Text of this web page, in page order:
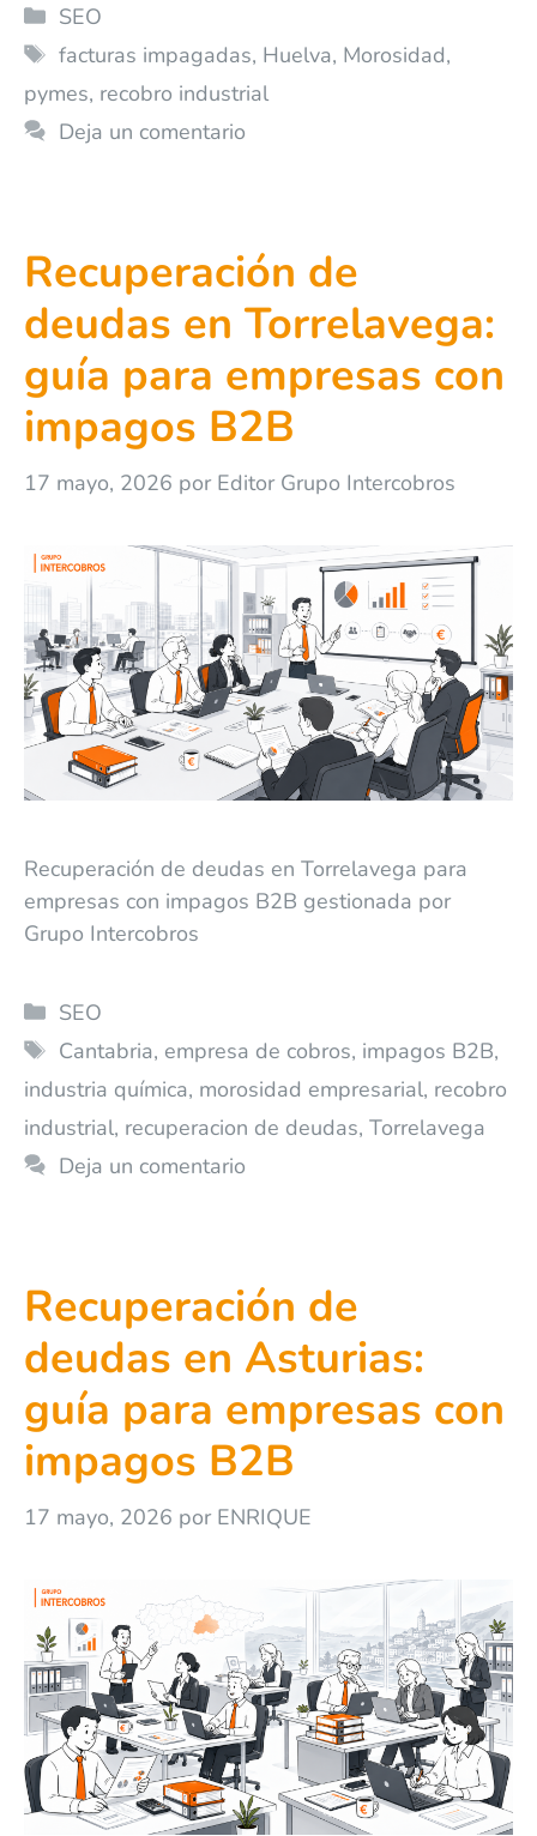
SEO
facturas impagadas, Huelva, Morosidad,
pymes, recobro industrial
Deja un comentario
Recuperación de
deudas en Torrelavega:
guía para empresas con
impagos B2B
17 mayo, 2026 por Editor Grupo Intercobros
Recuperación de deudas en Torrelavega para
empresas con impagos B2B gestionada por
Grupo Intercobros
SEO
Cantabria, empresa de cobros, impagos B2B,
industria química, morosidad empresarial, recobro
industrial, recuperacion de deudas, Torrelavega
Deja un comentario
Recuperación de
deudas en Asturias:
guía para empresas con
impagos B2B
17 mayo, 2026 por ENRIQUE